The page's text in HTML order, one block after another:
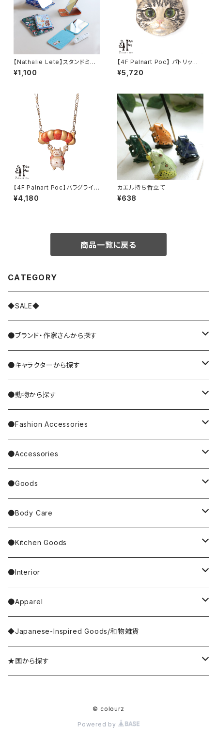
【Nathalie Lete】スタンドミラ
ーL
¥1,100
【4F Palnart Poc】 パトリック
ブローチ(アメショ) ネコ
¥5,720
【4F Palnart Poc】パラグライダ
ー ネックレス
¥4,180
カエル持ち香立て
¥638
商品一覧に戻る
CATEGORY
◆SALE◆
●ブランド・作家さんから探す
MIYUKI MATSUO/松尾ミユキ
Nathalie Lete
Miyagi Chika/みやぎちか
BAREFOOT
Richard Scarry/リチャード・スキャリー
Palnart Poc
4F Palnart Poc（cat）
Hannah Turner
Casselini/HEY! Mrs ROSE
Goma
yao
Olya
●キャラクターから探す
Krtek／もぐらのクルテク
PUPPET SUNSUN／パペットスンスン
Garfield
BETTY BOOP
PINGU
ノンタン
SNOOPY／スヌーピー
●動物から探す
cat／猫
dog／犬
rabbit／うさぎ
●Fashion Accessories
Bag
Tote Bag
Other Bag
Pouch
Handkerchief／Towel／TENUGUI
Socks
Stole／Muffler
Glove／Arm cover
Umbrella
Wallet
●Accessories
earrings／ピアス
clip on earrings／イヤリング
ear cuff／イヤーカフ
necklace／ネックレス
ring／リング
bracelet／ブレスレット
brooch／ブローチ
●Goods
Mirror
ornaments／accessory case
toys／stuffed toy
stationery
key ring
perfume bottle
●Body Care
hand soap
hand cream
bar soap
●Kitchen Goods
tableware
placemat
dishcloth
coaster
●Interior
room shoes
rug／tapestry
lumpshade
●Apparel
tops
outer
◆Japanese-Inspired Goods/和物雑貨
★国から探す
© colourz
Powered by